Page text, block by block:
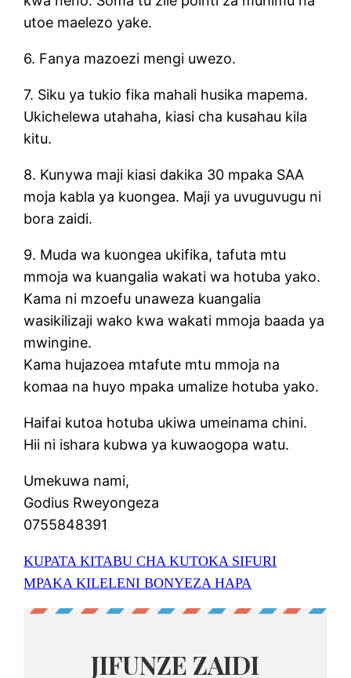
utoe maelezo yake.
6. Fanya mazoezi mengi uwezo.
7. Siku ya tukio fika mahali husika mapema.
Ukichelewa utahaha, kiasi cha kusahau kila
kitu.
8. Kunywa maji kiasi dakika 30 mpaka SAA
moja kabla ya kuongea. Maji ya uvuguvugu ni
bora zaidi.
9. Muda wa kuongea ukifika, tafuta mtu
mmoja wa kuangalia wakati wa hotuba yako.
Kama ni mzoefu unaweza kuangalia
wasikilizaji wako kwa wakati mmoja baada ya
mwingine.
Kama hujazoea mtafute mtu mmoja na
komaa na huyo mpaka umalize hotuba yako.
Haifai kutoa hotuba ukiwa umeinama chini.
Hii ni ishara kubwa ya kuwaogopa watu.
Umekuwa nami,
Godius Rweyongeza
0755848391
KUPATA KITABU CHA KUTOKA SIFURI
MPAKA KILELENI BONYEZA HAPA